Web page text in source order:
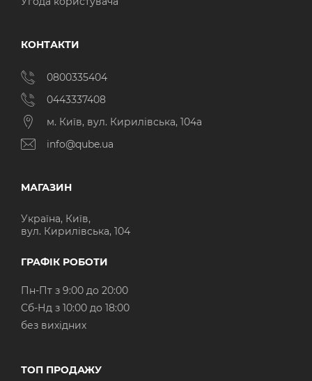
КОНТАКТИ
0800335404
0443337408
м. Київ, вул. Кирилівська, 104а
info@qube.ua
МАГАЗИН
Україна, Київ,
вул. Кирилівська, 104
ГРАФІК РОБОТИ
Пн-Пт з 9:00 до 20:00
Cб-Нд з 10:00 до 18:00
без вихідних
ТОП ПРОДАЖУ